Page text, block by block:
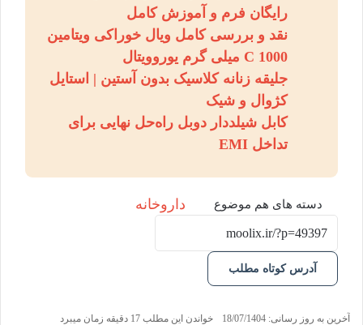
رایگان فرم و آموزش کامل
نقد و بررسی کامل ویال خوراکی ویتامین
C 1000 میلی گرم یوروویتال
جلیقه زنانه کلاسیک بدون آستین | استایل
کژوال و شیک
کابل شیلددار دوبل راه‌حل نهایی برای
تداخل EMI
دسته های هم موضوع داروخانه
آدرس کوتاه مطلب
آخرین به روز رسانی: 18/07/1404 خواندن این مطلب 17 دقیقه زمان میبرد